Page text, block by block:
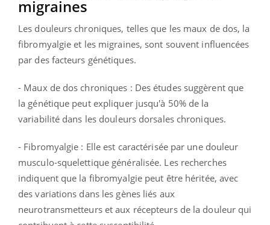
migraines
Les douleurs chroniques, telles que les maux de dos, la
fibromyalgie et les migraines, sont souvent influencées
par des facteurs génétiques.
- Maux de dos chroniques : Des études suggèrent que
la génétique peut expliquer jusqu'à 50% de la
variabilité dans les douleurs dorsales chroniques.
- Fibromyalgie : Elle est caractérisée par une douleur
musculo-squelettique généralisée. Les recherches
indiquent que la fibromyalgie peut être héritée, avec
des variations dans les gènes liés aux
neurotransmetteurs et aux récepteurs de la douleur qui